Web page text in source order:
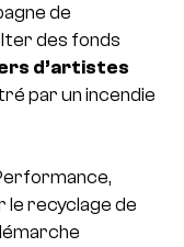
de
des fonds
d’artistes
par un incendie
le recyclage de